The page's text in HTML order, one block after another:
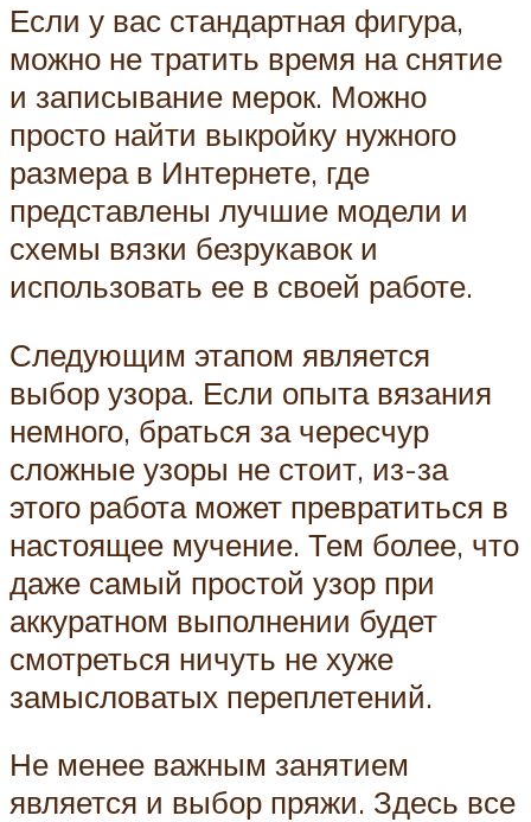
Если у вас стандартная фигура,
можно не тратить время на снятие
и записывание мерок. Можно
просто найти выкройку нужного
размера в Интернете, где
представлены лучшие модели и
схемы вязки безрукавок и
использовать ее в своей работе.
Следующим этапом является
выбор узора. Если опыта вязания
немного, браться за чересчур
сложные узоры не стоит, из-за
этого работа может превратиться в
настоящее мучение. Тем более, что
даже самый простой узор при
аккуратном выполнении будет
смотреться ничуть не хуже
замысловатых переплетений.
Не менее важным занятием
является и выбор пряжи. Здесь все